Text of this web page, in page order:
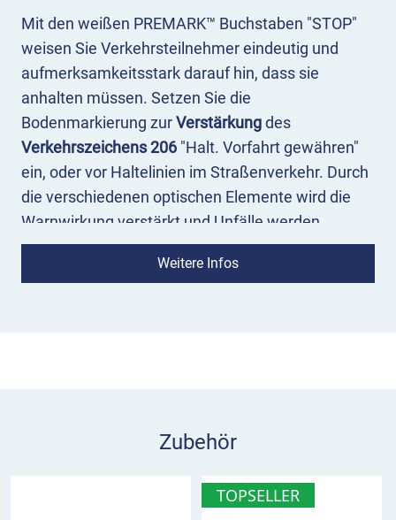
Mit den weißen PREMARK™ Buchstaben "STOP"
weisen Sie Verkehrsteilnehmer eindeutig und
aufmerksamkeitsstark darauf hin, dass sie
anhalten müssen. Setzen Sie die
Bodenmarkierung zurVerstärkungdes
Verkehrszeichens 206 "Halt. Vorfahrt gewähren"
ein, oder vor Haltelinien im Straßenverkehr. Durch
die verschiedenen optischen Elemente wird die
Warnwirkung verstärkt und Unfälle werden
vermieden.
Ebenfalls empfehlen wir Ihnen die PREMARK™
aufgebrannten Markierungen bis zu 10-mal
können Sie sicher sein, dass das wichtige Symbol
Weitere Infos
Zubehör
TOPSELLER